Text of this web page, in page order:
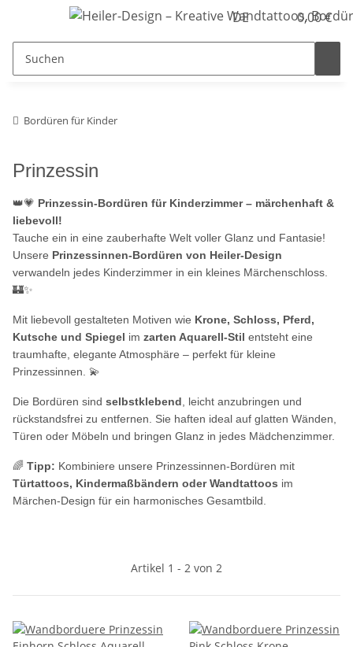
DE 0,00 €
Bordüren für Kinder
Prinzessin
👑💗 Prinzessin-Bordüren für Kinderzimmer – märchenhaft &
liebevoll!
Tauche ein in eine zauberhafte Welt voller Glanz und Fantasie!
Unsere Prinzessinnen-Bordüren von Heiler-Design
verwandeln jedes Kinderzimmer in ein kleines Märchenschloss.
🏰✨
Mit liebevoll gestalteten Motiven wie Krone, Schloss, Pferd,
Kutsche und Spiegel im zarten Aquarell-Stil entsteht eine
traumhafte, elegante Atmosphäre – perfekt für kleine
Prinzessinnen. 💫
Die Bordüren sind selbstklebend , leicht anzubringen und
rückstandsfrei zu entfernen. Sie haften ideal auf glatten Wänden,
Türen oder Möbeln und bringen Glanz in jedes Mädchenzimmer.
🌈 Tipp: Kombiniere unsere Prinzessinnen-Bordüren mit
Türtattoos, Kindermaßbändern oder Wandtattoos im
Märchen-Design für ein harmonisches Gesamtbild.
Artikel 1 - 2 von 2